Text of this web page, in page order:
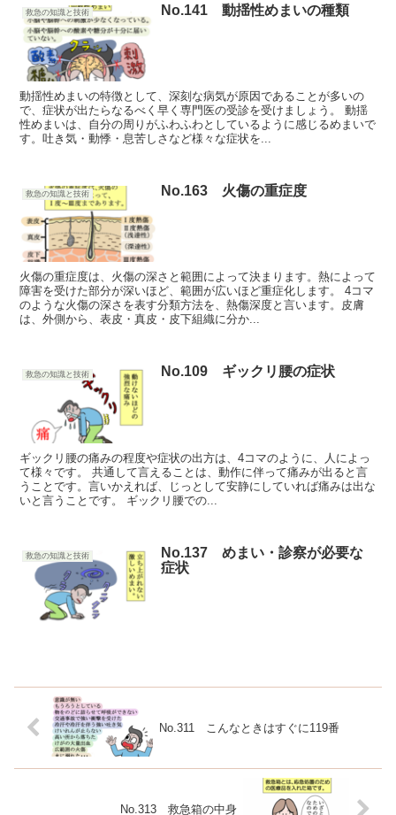
救急の知識と技術 No.141 動揺性めまいの種類
動揺性めまいの特徴として、深刻な病気が原因であることが多いの
で、症状が出たらなるべく早く専門医の受診を受けましょう。 動揺
性めまいは、自分の周りがふわふわとしているように感じるめまいで
す。吐き気・動悸・息苦しさなど様々な症状を...
救急の知識と技術 No.163 火傷の重症度
火傷の重症度は、火傷の深さと範囲によって決まります。熱によって
障害を受けた部分が深いほど、範囲が広いほど重症化します。 4コマ
のような火傷の深さを表す分類方法を、熱傷深度と言います。皮膚
は、外側から、表皮・真皮・皮下組織に分か...
救急の知識と技術 No.109 ギックリ腰の症状
ギックリ腰の痛みの程度や症状の出方は、4コマのように、人によっ
て様々です。 共通して言えることは、動作に伴って痛みが出ると言
うことです。言いかえれば、じっとして安静にしていれば痛みは出な
いと言うことです。 ギックリ腰での...
救急の知識と技術
No.137 めまい・診察が必要な
症状
No.311 こんなときはすぐに119番
No.313 救急箱の中身